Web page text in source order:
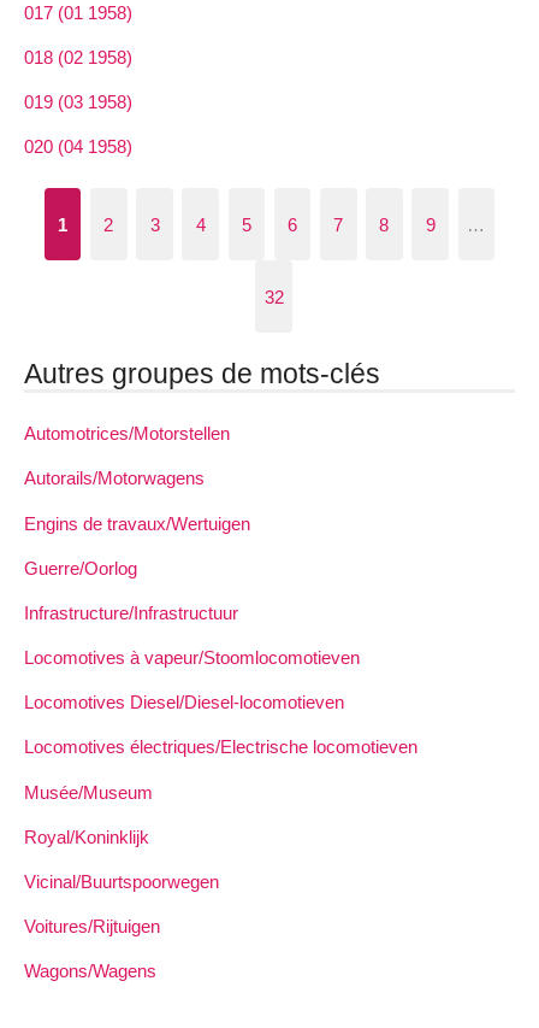
017 (01 1958)
018 (02 1958)
019 (03 1958)
020 (04 1958)
1 2 3 4 5 6 7 8 9 …
32
Autres groupes de mots-clés
Automotrices/Motorstellen
Autorails/Motorwagens
Engins de travaux/Wertuigen
Guerre/Oorlog
Infrastructure/Infrastructuur
Locomotives à vapeur/Stoomlocomotieven
Locomotives Diesel/Diesel-locomotieven
Locomotives électriques/Electrische locomotieven
Musée/Museum
Royal/Koninklijk
Vicinal/Buurtspoorwegen
Voitures/Rijtuigen
Wagons/Wagens